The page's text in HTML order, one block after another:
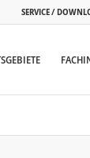
SERVICE /